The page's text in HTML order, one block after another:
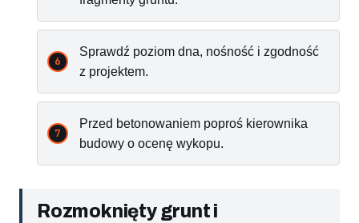
Sprawdź poziom dna, nośność i zgodność
z projektem.
Przed betonowaniem poproś kierownika
budowy o ocenę wykopu.
Rozmoknięty grunt i